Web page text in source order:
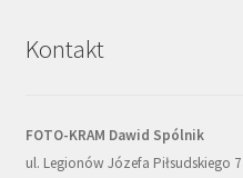
Kontakt
FOTO-KRAM Dawid Spólnik
ul. Legionów Józefa Piłsudskiego 7